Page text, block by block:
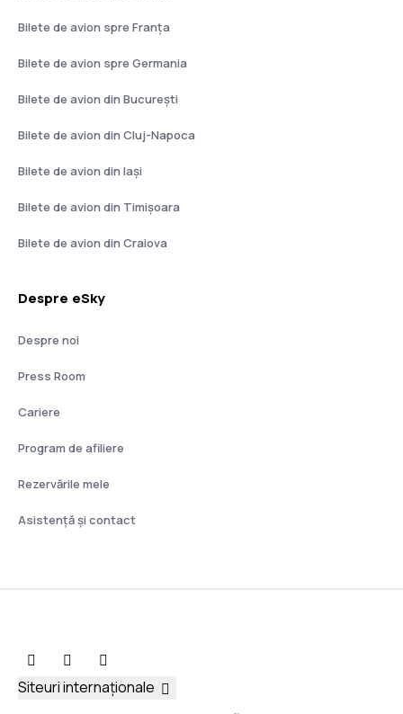
Bilete de avion spre Franţa
Bilete de avion spre Germania
Bilete de avion din București
Bilete de avion din Cluj-Napoca
Bilete de avion din Iași
Bilete de avion din Timișoara
Bilete de avion din Craiova
Despre eSky
Despre noi
Press Room
Cariere
Program de afiliere
Rezervările mele
Asistenţă şi contact
Siteuri internaționale